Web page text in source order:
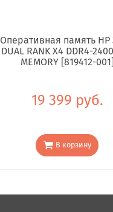
Оперативная память HP
DUAL RANK X4 DDR4-
MEMORY [819412-001]
19 399 руб.
В корзину